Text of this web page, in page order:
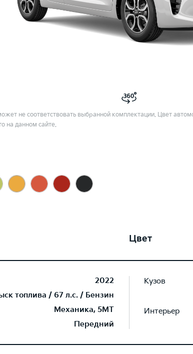
не соответствовать выбранной комплектации. Цвет
на данном сайте.
2022
топлива / 67 л.с. / Бензин
Механика, 5MT
Передний
Цвет
Кузов
Интерьер